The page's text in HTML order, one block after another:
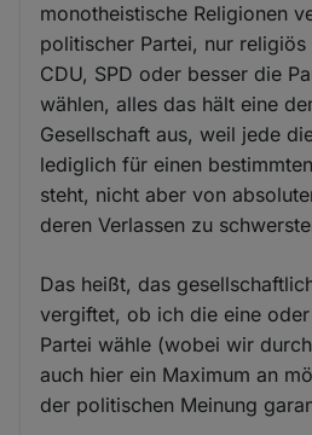
monotheistische Religionen
politischer Partei, nur religiös
CDU, SPD oder besser die
wählen, alles das hält eine
Gesellschaft aus, weil jede
lediglich für einen
steht, nicht aber von
deren Verlassen zu
Das heißt, das
vergiftet, ob ich die eine
Partei wähle (wobei wir
auch hier ein Maximum an
der politischen Meinung